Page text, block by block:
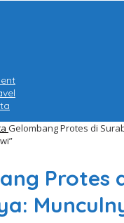
Gelombang Protes di
Protes